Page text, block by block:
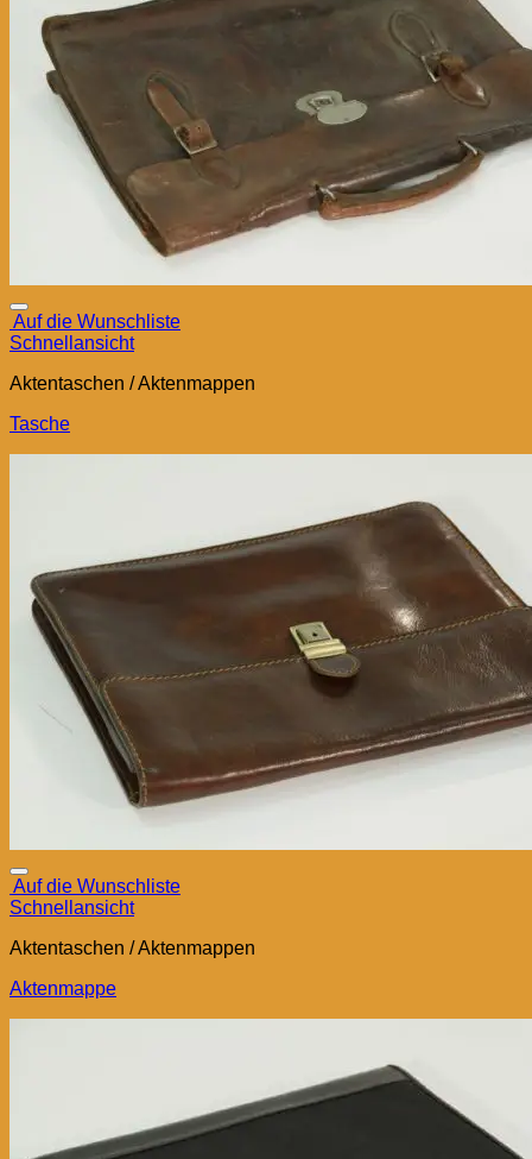
Auf die Wunschliste
Schnellansicht
Aktentaschen / Aktenmappen
Tasche
Auf die Wunschliste
Schnellansicht
Aktentaschen / Aktenmappen
Aktenmappe